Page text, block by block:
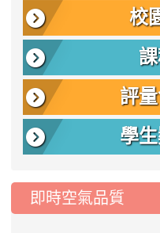
校
評
學
即時空氣品質